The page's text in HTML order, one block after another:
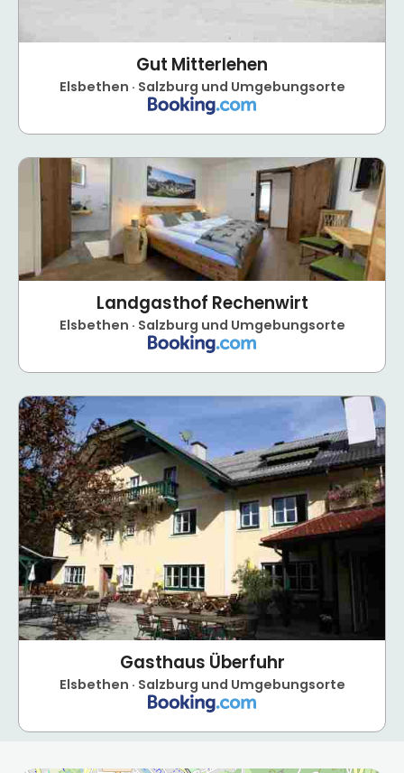
Gut Mitterlehen
Elsbethen · Salzburg und Umgebungsorte
Landgasthof Rechenwirt
Elsbethen · Salzburg und Umgebungsorte
Gasthaus Überfuhr
Elsbethen · Salzburg und Umgebungsorte